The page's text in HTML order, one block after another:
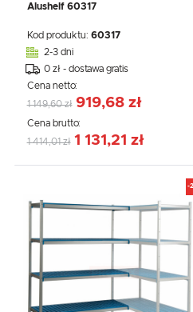
Alushelf 60317
Kod produktu: 60317
2-3 dni
0 zł - dostawa gratis
Cena netto:
1 149,60 zł 919,68 zł
Cena brutto:
1 414,01 zł 1 131,21 zł
-
Niezbędne pliki
Pliki cookies
ustawień
ustawień oraz
strony poprzez
Analityczne
Cookies
nam na ocenę
Zgromadzone
pliki cookies
Reklamowe